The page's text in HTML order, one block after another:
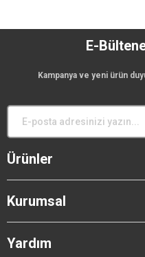
E-
Kampanya ve yeni ürün
Ürünler
Kurumsal
Yardım